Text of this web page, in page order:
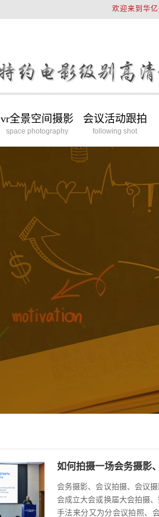
欢迎来到华亿
vr全景空间摄影
space photography
会议活动跟拍
following shot
如何拍摄一场会务摄影
会务摄影、会议拍摄、会议
会成立大会或换届大会拍摄
手法来分又为分会议拍照、